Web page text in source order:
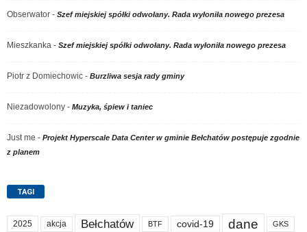
Obserwator - Szef miejskiej spółki odwołany. Rada wyłoniła nowego prezesa
Mieszkanka - Szef miejskiej spółki odwołany. Rada wyłoniła nowego prezesa
Piotr z Domiechowic - Burzliwa sesja rady gminy
Niezadowolony - Muzyka, śpiew i taniec
Just me - Projekt Hyperscale Data Center w gminie Bełchatów postępuje zgodnie
z planem
TAGI
2025 akcja Bełchatów BTF covid-19 dane GKS